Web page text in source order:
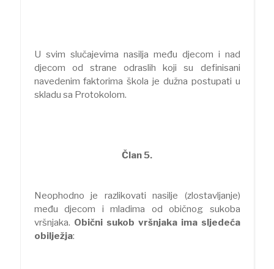
U svim slučajevima nasilja među djecom i nad
djecom od strane odraslih koji su definisani
navedenim faktorima škola je dužna postupati u
skladu sa Protokolom.
Član 5.
Neophodno je razlikovati nasilje (zlostavljanje)
među djecom i mladima od običnog sukoba
vršnjaka. Obični sukob vršnjaka ima sljedeća
obilježja: